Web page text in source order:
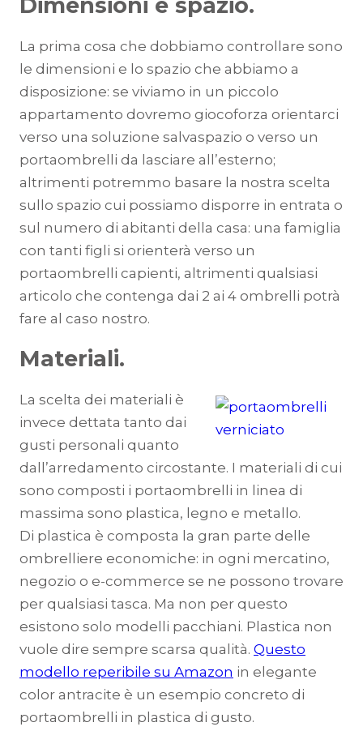
Dimensioni e spazio.
La prima cosa che dobbiamo controllare sono
le dimensioni e lo spazio che abbiamo a
disposizione: se viviamo in un piccolo
appartamento dovremo giocoforza orientarci
verso una soluzione salvaspazio o verso un
portaombrelli da lasciare all’esterno;
altrimenti potremmo basare la nostra scelta
sullo spazio cui possiamo disporre in entrata o
sul numero di abitanti della casa: una famiglia
con tanti figli si orienterà verso un
portaombrelli capienti, altrimenti qualsiasi
articolo che contenga dai 2 ai 4 ombrelli potrà
fare al caso nostro.
Materiali.
La scelta dei materiali è
invece dettata tanto dai
gusti personali quanto
dall’arredamento circostante. I materiali di cui
sono composti i portaombrelli in linea di
massima sono plastica, legno e metallo.
Di plastica è composta la gran parte delle
ombrelliere economiche: in ogni mercatino,
negozio o e-commerce se ne possono trovare
per qualsiasi tasca. Ma non per questo
esistono solo modelli pacchiani. Plastica non
vuole dire sempre scarsa qualità. Questo
modello reperibile su Amazon in elegante
color antracite è un esempio concreto di
portaombrelli in plastica di gusto.